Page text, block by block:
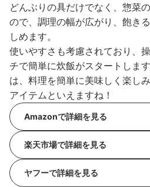
どんぶりの具だけでなく、惣菜
ので、調理の幅が広がり、飽き
しめます。
使いやすさも考慮されており、
チで簡単に炊飯がスタートしま
は、料理を簡単に美味しく楽し
アイテムといえますね！
Amazonで詳細を見る
楽天市場で詳細を見る
ヤフーで詳細を見る